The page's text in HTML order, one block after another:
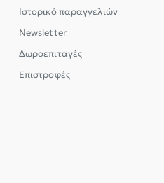
Ιστορικό παραγγελιών
Newsletter
Δωροεπιταγές
Επιστροφές